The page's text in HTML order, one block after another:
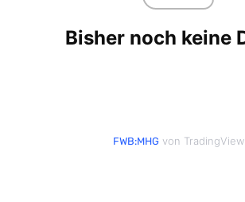
FWB:MHGvon TradingView